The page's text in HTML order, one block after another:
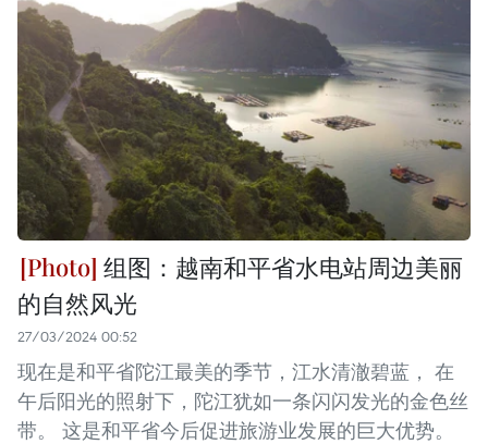
组图：越南和平省水电站周边美丽
的自然风光
27/03/2024 00:52
现在是和平省陀江最美的季节，江水清澈碧蓝， 在
午后阳光的照射下，陀江犹如一条闪闪发光的金色丝
带。 这是和平省今后促进旅游业发展的巨大优势。